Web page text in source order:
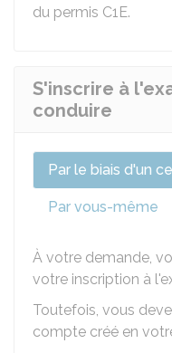
du permis C1E.
S'inscrire à
conduire
Par le biais d'un
Par vous-même
À votre demande,
votre inscription à
Toutefois, vous
compte créé en